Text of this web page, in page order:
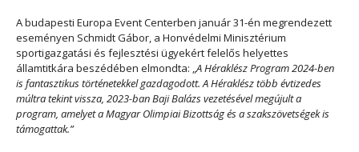
A budapesti Europa Event Centerben január 31-én megrendezett
eseményen Schmidt Gábor, a Honvédelmi Minisztérium
sportigazgatási és fejlesztési ügyekért felelős helyettes
államtitkára beszédében elmondta: „A Héraklész Program 2024-ben
is fantasztikus történetekkel gazdagodott.A Héraklésztöbb évtizedes
múltra tekint vissza, 2023-ban Baji Balázs vezetésével megújult a
program, amelyet a Magyar Olimpiai Bizottság és a szakszövetségek is
támogattak.”